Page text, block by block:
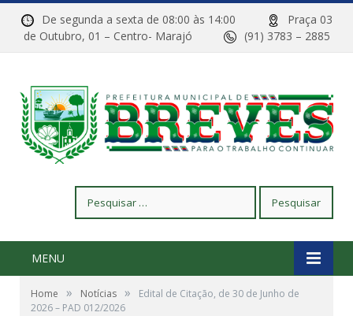
De segunda a sexta de 08:00 às 14:00
Praça 03
de Outubro, 01 – Centro- Marajó
(91) 3783 – 2885
por:
MENU
Home » Notícias »
Edital de Citação, de 30 de Junho de
2026 – PAD 012/2026